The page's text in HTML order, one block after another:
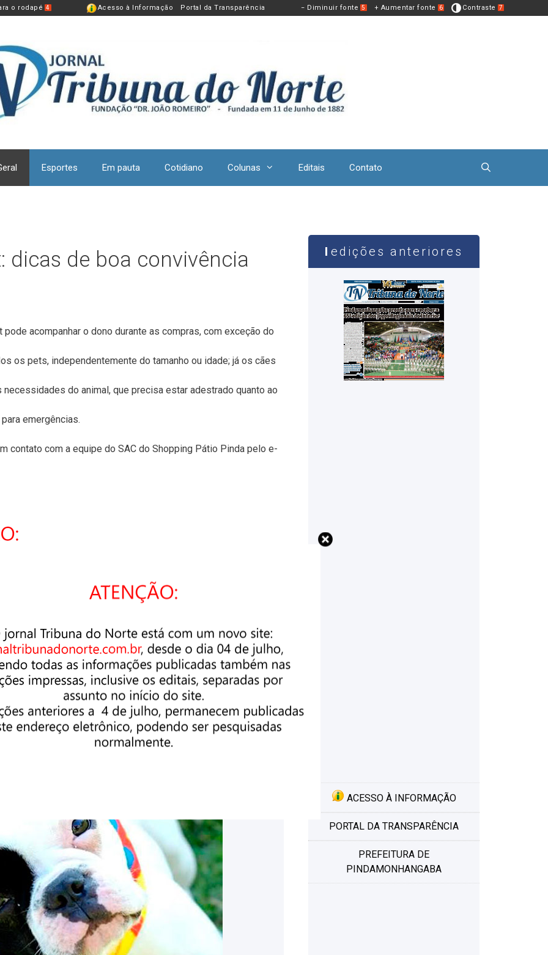
o rodapé 4 Acesso à Informação Portal da Transparência − Diminuir fonte 5 + Aumentar fonte 6 Contraste 7
Esportes Em pauta Cotidiano Colunas Editais Contato
dicas de boa convivência
acompanhar o dono durante as compras, com exceção do
os pets, independentemente do tamanho ou idade; já os cães
do animal, que precisa estar adestrado quanto ao
emergências.
contato com a equipe do SAC do Shopping Pátio Pinda pelo e-
edições anteriores
ACESSO À INFORMAÇÃO
PORTAL DA TRANSPARÊNCIA
PREFEITURA DE
PINDAMONHANGABA